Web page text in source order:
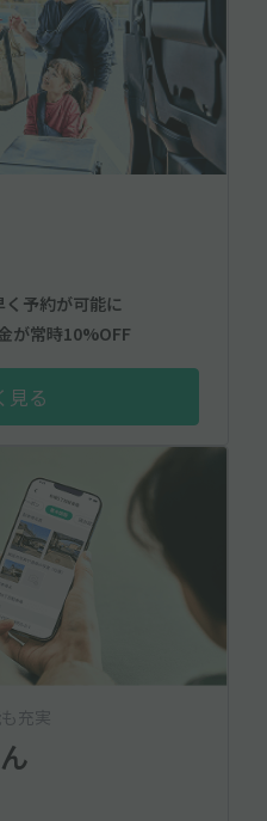
予約が可能に
が常時10%OFF
見る
充実